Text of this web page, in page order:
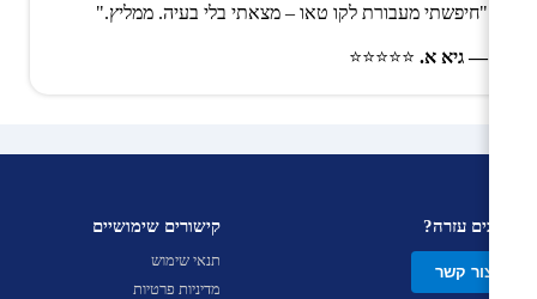
"חיפשתי מעבורת לקו טאו – מצאתי בלי בעיה. ממליץ."
— גיא א. ⭐⭐⭐⭐⭐
צריכים עזרה?
צור קשר
קישורים שימושיים
תנאי שימוש
מדיניות פרטיות